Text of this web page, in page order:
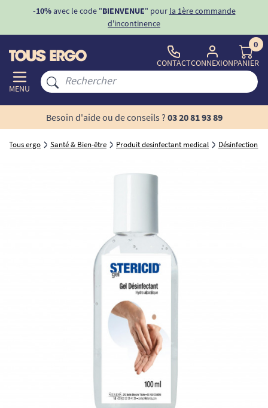
-10%avec le code "BIENVENUE" pour la 1ère commande
d'incontinence
MENU
CONTACTCONNEXION
0
PANIER
Besoin d'aide ou de conseils ? 03 20 81 93 89
Tous ergo Santé & Bien-être Produit desinfectant medical Désinfection